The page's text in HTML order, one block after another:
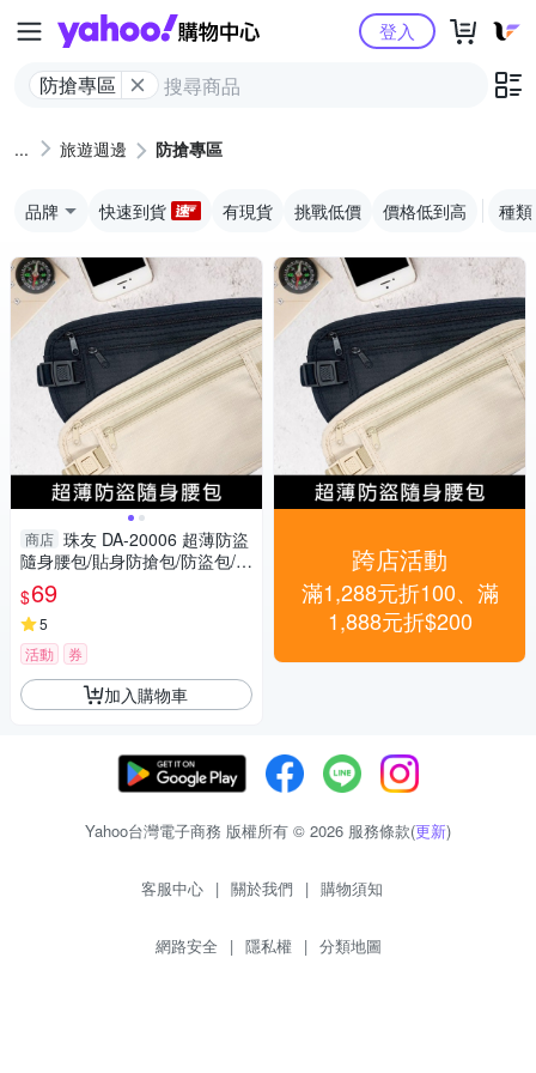
Yahoo購物中心
防搶專區
登入
旅遊週邊 防搶專區
品牌 快速到貨 有現貨 挑戰低價 價格低到高 種類
商店 珠友 DA-20006 超薄防盜
隨身腰包/貼身防搶包/防盜包/外
出包/護照收納包
$69
5
活動
券
加入購物車
跨店活動
滿1,288元折100、滿
1,888元折$200
Yahoo台灣電子商務 版權所有 © 2026 服務條款(更新)
客服中心 | 關於我們 | 購物須知
網路安全 | 隱私權 | 分類地圖